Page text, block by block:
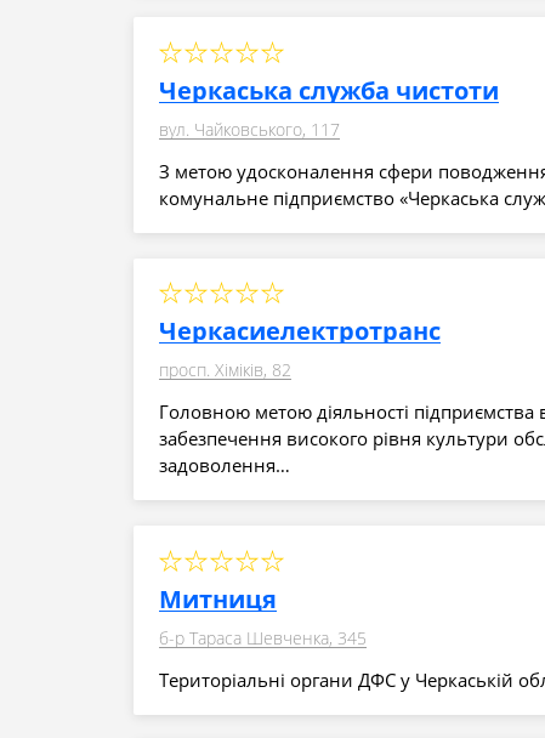
Черкаська служба чистоти
вул. Чайковського, 117
З метою удосконалення сфери
комунальне підприємство «Черкаська
Черкасиелектротранс
просп. Хіміків, 82
Головною метою діяльності підприємства
забезпечення високого рівня культури
задоволення…
Митниця
б-р Тараса Шевченка, 345
Територіальні органи ДФС у Черкаській